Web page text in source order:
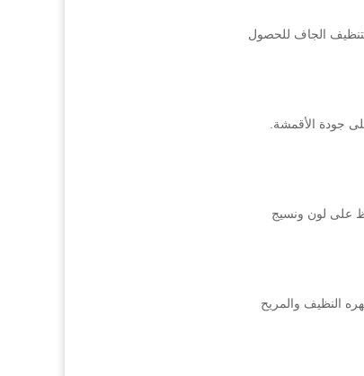
الجاف للحصول
جودة الأقمشة.
على لون ونسيج
النظيف والمريح